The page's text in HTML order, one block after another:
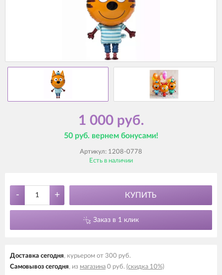
1 000 руб.
50 руб. вернем бонусами!
Артикул: 1208-0778
Есть в наличии
- + КУПИТЬ
Заказ в 1 клик
Доставка cегодня, курьером от 300 руб.
Самовывоз cегодня, из магазина 0 руб. (скидка 10%)